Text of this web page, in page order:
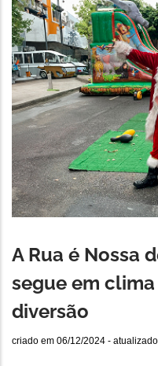
A Rua é Nossa
segue em
diversão
criado em 06/12/2024 -